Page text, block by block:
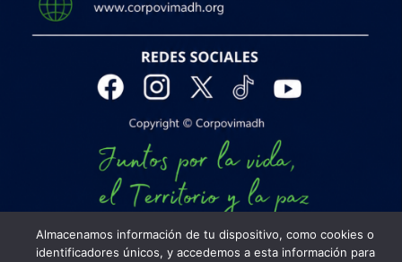
Almacenamos información de tu dispositivo, como cookies o
identificadores únicos, y accedemos a esta información para